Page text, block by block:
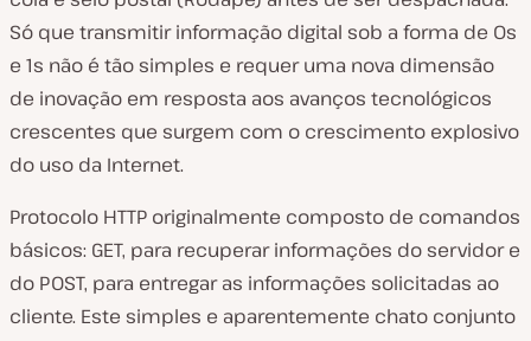
Só que transmitir informação digital sob a forma de 0s
e 1s não é tão simples e requer uma nova dimensão
de inovação em resposta aos avanços tecnológicos
crescentes que surgem com o crescimento explosivo
do uso da Internet.
Protocolo HTTP originalmente composto de comandos
básicos: GET, para recuperar informações do servidor e
do POST, para entregar as informações solicitadas ao
cliente. Este simples e aparentemente chato conjunto